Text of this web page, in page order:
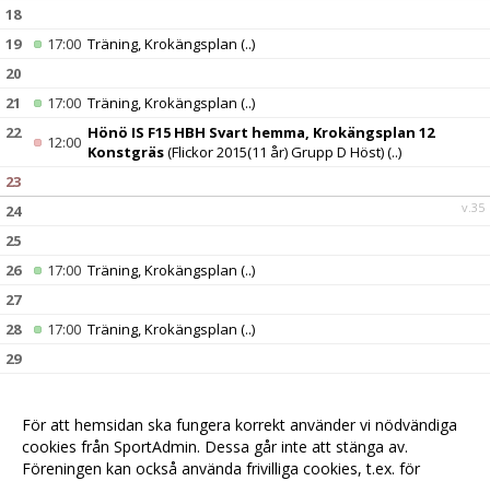
18
19
17:00 Träning, Krokängsplan (..)
20
21
17:00 Träning, Krokängsplan (..)
22
12:00 Hönö IS F15 HBH Svart hemma, Krokängsplan 12
Konstgräs(Flickor 2015(11 år) Grupp D Höst)(..)
23
v.35
24
25
26
17:00 Träning, Krokängsplan (..)
27
28
17:00 Träning, Krokängsplan (..)
29
12:45Höst) (..)
För att hemsidan ska fungera korrekt använder vi nödvändiga
cookies från SportAdmin. Dessa går inte att stänga av.
Föreningen kan också använda frivilliga cookies, t.ex. för